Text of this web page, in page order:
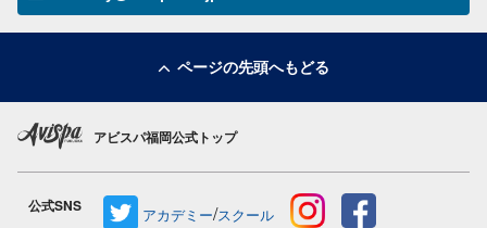
ページの先頭へもどる
アビスパ福岡公式トップ
公式SNS アカデミー/スクール